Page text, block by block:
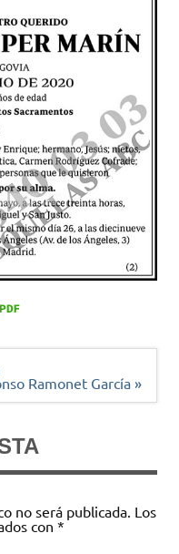
Ramonet García »
no será publicada. Los
con *